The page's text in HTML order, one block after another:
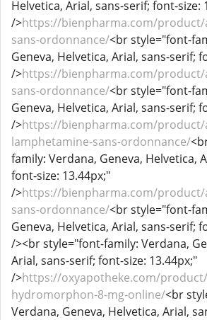
Helvetica, Arial, sans-serif; font-size:
/>https://bienpharma.com/
sans-ordonnance/<br style="font-
Geneva, Helvetica, Arial, sans-serif;
/>https://bienpharma.com/product/
sans-ordonnance/<br style="font-
Geneva, Helvetica, Arial, sans-serif;
/>https://bienpharma.com/product/
lamphetamine-sans-ordonnance/
family: Verdana, Geneva, Helvetica,
font-size: 13.44px;"
/>https://bienpharma.com/product/
sans-ordonnance/<br style="font-
Geneva, Helvetica, Arial, sans-serif;
/><br style="font-family: Verdana,
Arial, sans-serif; font-size: 13.44px;"
/>https://oxyapotheke.com/
hydromorphon-8-mg-online/<br
Verdana, Geneva, Helvetica, Arial,